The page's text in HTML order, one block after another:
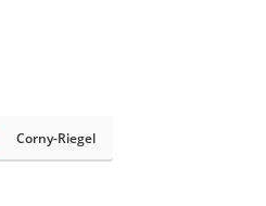
Corny-Riegel